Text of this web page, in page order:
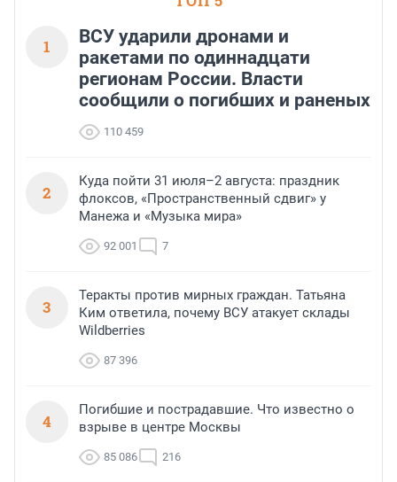
1
ВСУ ударили дронами и
ракетами по одиннадцати
регионам России. Власти
сообщили о погибших и раненых
110 459
2
Куда пойти 31 июля–2 августа: праздник
флоксов, «Пространственный сдвиг» у
Манежа и «Музыка мира»
92 001 7
3
Теракты против мирных граждан. Татьяна
Ким ответила, почему ВСУ атакует склады
Wildberries
87 396
4
Погибшие и пострадавшие. Что известно о
взрыве в центре Москвы
85 086 216